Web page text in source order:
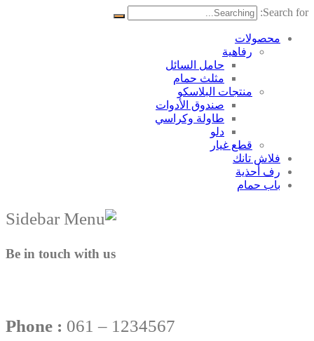
Search for:
محصولات
رفاهية
حامل السائل
مثلث حمام
منتجات البلاسکو
صندوق الأدوات
طاولة وكراسي
دلو
قطع غيار
فلاش تانك
رف أحذية
باب حمام
Be in touch with us
Phone : 061 – 1234567